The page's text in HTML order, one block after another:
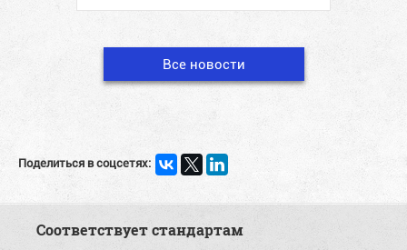
Все новости
Поделиться в соцсетях:
Соответствует стандартам